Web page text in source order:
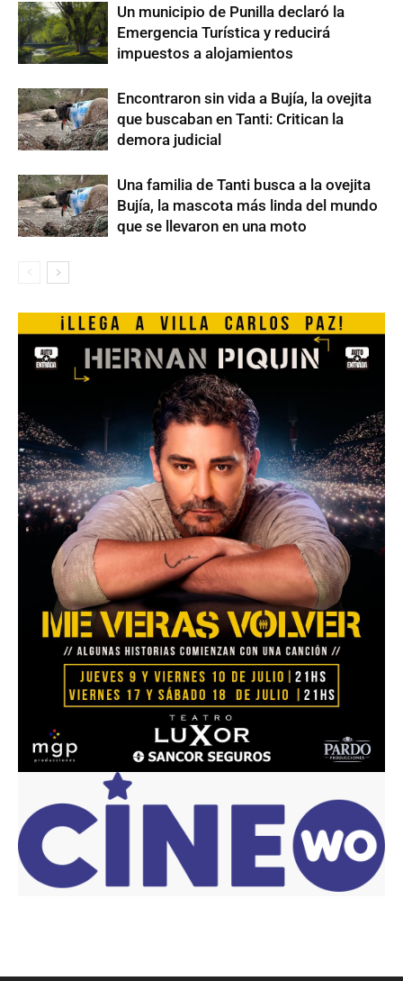
Un municipio de Punilla declaró la
Emergencia Turística y reducirá
impuestos a alojamientos
Encontraron sin vida a Bujía, la ovejita
que buscaban en Tanti: Critican la
demora judicial
Una familia de Tanti busca a la ovejita
Bujía, la mascota más linda del mundo
que se llevaron en una moto